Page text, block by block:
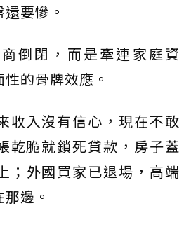
要慘。
倒閉，而是牽連家庭資
的骨牌效應。
收入沒有信心，現在不敢
乾脆就鎖死貸款，房子蓋
；外國買家已退場，高端
邊。